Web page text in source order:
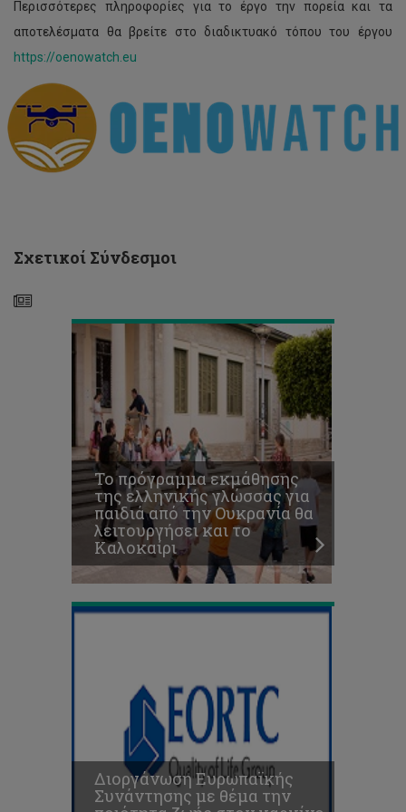
Περισσότερες πληροφορίες για το έργο την πορεία και τα
αποτελέσματα θα βρείτε στο διαδικτυακό τόπου του έργου
https://oenowatch.eu
Σχετικοί Σύνδεσμοι
Το
πρόγραμμα
εκμάθησης
γλώσσας
για
παιδιά
και
το
Το πρόγραμμα εκμάθησης
της ελληνικής γλώσσας για
παιδιά από την Ουκρανία θα
λειτουργήσει και το
Καλοκαίρι
Διοργάνωση
Ευρωπαϊκής
Συνάντησης
με
θέμα
την
ποιότητα
ζωής
στον
καρκίνο
με
συμμετοχή
του
ΤΕΠΑΚ
Διοργάνωση Ευρωπαϊκής
Συνάντησης με θέμα την
διοργανώνουν
4ο
εταιρικό
φιλανθρωπικό